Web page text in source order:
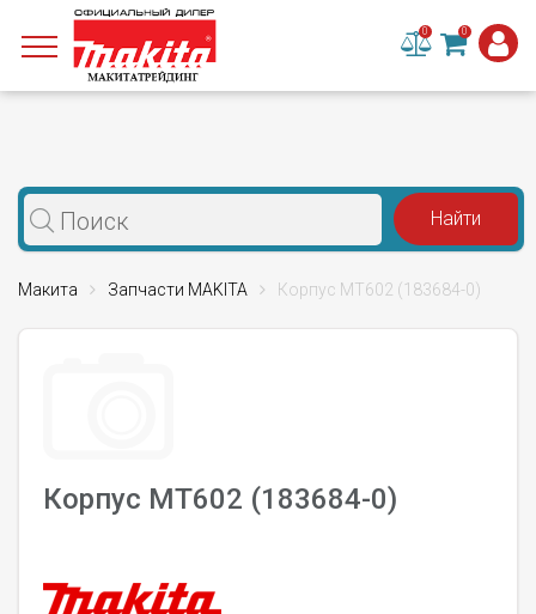
0 0
Макита Запчасти MAKITA Корпус MT602 (183684-0)
Корпус MT602 (183684-0)